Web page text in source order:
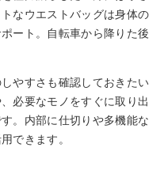
なウエストバッグは身体の
ート。自転車から降りた後
やすさも確認しておきたい
必要なモノをすぐに取り出
。内部に仕切りや多機能な
できます。